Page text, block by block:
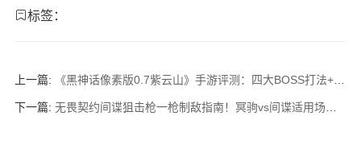
标签：
上一篇: 《黑神话像素版0.7紫云山》手游评测：四大BOSS打法+变身系统全解
下一篇: 无畏契约间谍狙击枪一枪制敌指南！冥驹vs间谍适用场景对比_2025版